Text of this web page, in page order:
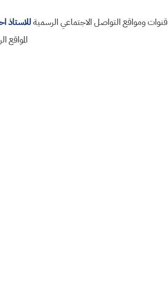
قنوات ومواقع التواصل الاجتماعي الرسميةللاستاذ
المواقع